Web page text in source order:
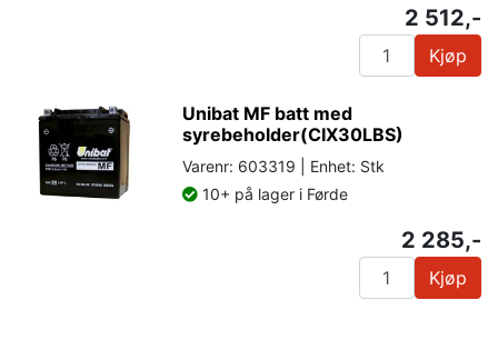
2 512,-
Kjøp
Unibat MF batt med
syrebeholder(CIX30LBS)
Varenr: 603319 | Enhet: Stk
10+ på lager i Førde
2 285,-
Kjøp